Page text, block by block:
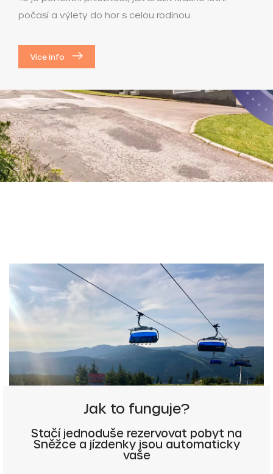
počasí a výlety do hor s celou rodinou.
Více info
Jak to funguje?
Stačí jednoduše rezervovat pobyt na
Sněžce a jízdenky jsou automaticky
vaše